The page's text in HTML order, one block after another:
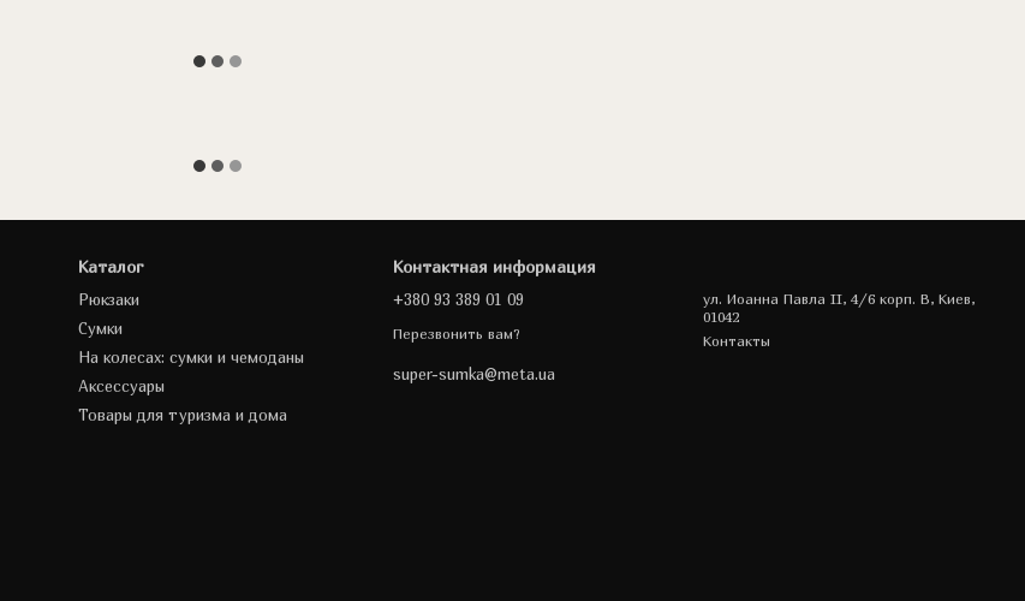
Каталог
Рюкзаки
Сумки
На колесах: сумки и чемоданы
Аксессуары
Товары для туризма и дома
Контактная информация
+380 93 389 01 09
Перезвонить вам?
super-sumka@meta.ua
ул. Иоанна Павла II, 4/6 корп. В, Киев,
01042
Контакты